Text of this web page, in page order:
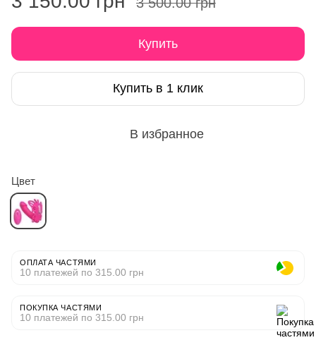
Купить
Купить в 1 клик
В избранное
Цвет
ОПЛАТА ЧАСТЯМИ
10 платежей по 315.00 грн
ПОКУПКА ЧАСТЯМИ
10 платежей по 315.00 грн